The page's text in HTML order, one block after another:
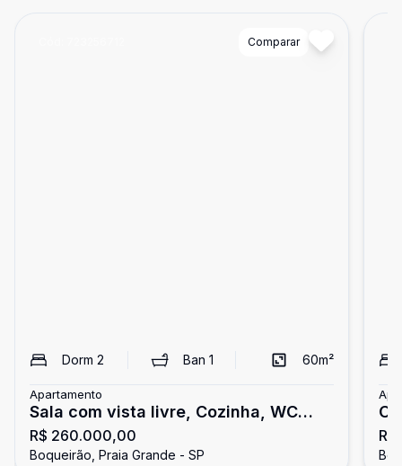
Comparar
Dorm 2 Ban 1 60m²
Apartamento
Sala com vista livre, Cozinha, WC
Social, Área d
R$ 260.000,00
Boqueirão, Praia Grande - SP